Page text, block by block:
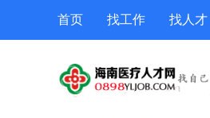
首页 找工作 找人才